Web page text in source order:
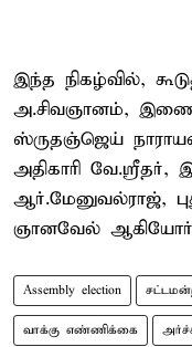
இந்த நிகழ்வில்,
அ.சிவஞானம், இணை
ஸ்ருதஞ்ஜெய்
அதிகாரி
ஆர்.மேனுவல்ராஜ்,
ஞானவேல்
Assembly election
வாக்கு எண்ணிக்கை